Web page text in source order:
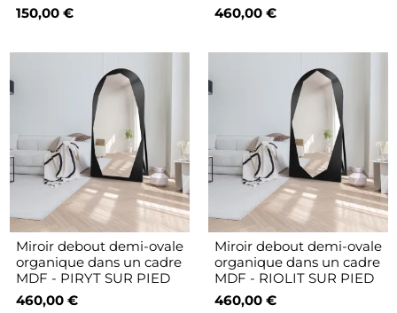
150,00 €
460,00 €
Miroir debout demi-ovale
organique dans un cadre
MDF - PIRYT SUR PIED
460,00 €
Miroir debout demi-ovale
organique dans un cadre
MDF - RIOLIT SUR PIED
460,00 €